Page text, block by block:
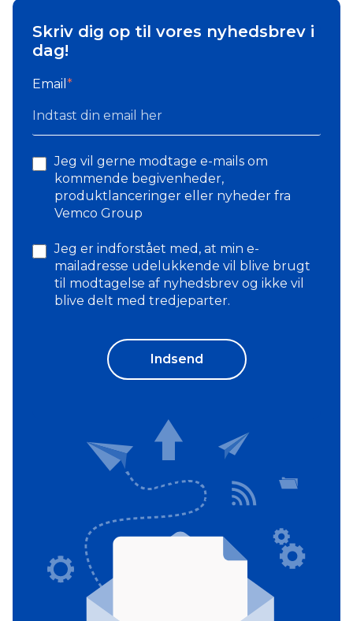
Skriv dig op til vores nyhedsbrev i
dag!
Email *
Jeg vil gerne modtage e-mails om
kommende begivenheder,
produktlanceringer eller nyheder fra
Vemco Group
Jeg er indforstået med, at min e-
mailadresse udelukkende vil blive brugt
til modtagelse af nyhedsbrev og ikke vil
blive delt med tredjeparter.